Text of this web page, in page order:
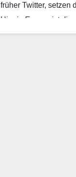
früher Twitter, setzen
Hier in Europa ist die…